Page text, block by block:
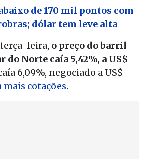
de 170 mil pontos com
dólar tem leve alta
feira, o preço do barril
do Norte caía 5,42%, a US$
6,09%, negociado a US$
mais cotações.